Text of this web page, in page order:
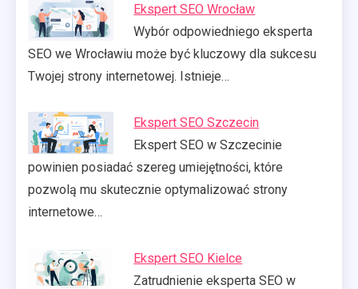
Ekspert SEO Wrocław
Wybór odpowiedniego eksperta
SEO we Wrocławiu może być kluczowy dla sukcesu
Twojej strony internetowej. Istnieje…
Ekspert SEO Szczecin
Ekspert SEO w Szczecinie
powinien posiadać szereg umiejętności, które
pozwolą mu skutecznie optymalizować strony
internetowe…
Ekspert SEO Kielce
Zatrudnienie eksperta SEO w